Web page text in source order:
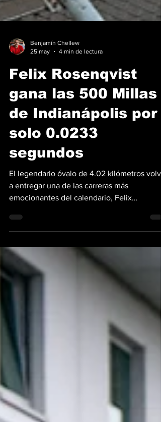
Benjamín Chellew
Felix Rosenqvist
gana las 500 Millas
de Indianápolis por
solo 0.0233
segundos
El legendario óvalo de 4.02 kilómetros
a entregar una de las carreras más
Rosenqvist conquistó las 500 Millas de
Indianápolis tras superar a David Malukas en
una definición de infarto sobre la misma
de meta. Este es el final más cerrado en
la historia de la mítica competencia de
Indycar El piloto sueco del equipo Meyer
Shank Racing ejecutó una maniobra
en la última vuelta de la edición 110. Al salir